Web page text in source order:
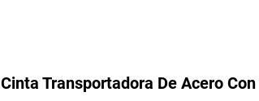
Cinta Transportadora De Acero